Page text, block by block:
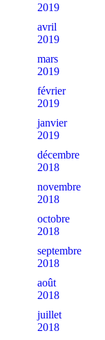
2019
avril
2019
mars
2019
février
2019
janvier
2019
décembre
2018
novembre
2018
octobre
2018
septembre
2018
août
2018
juillet
2018